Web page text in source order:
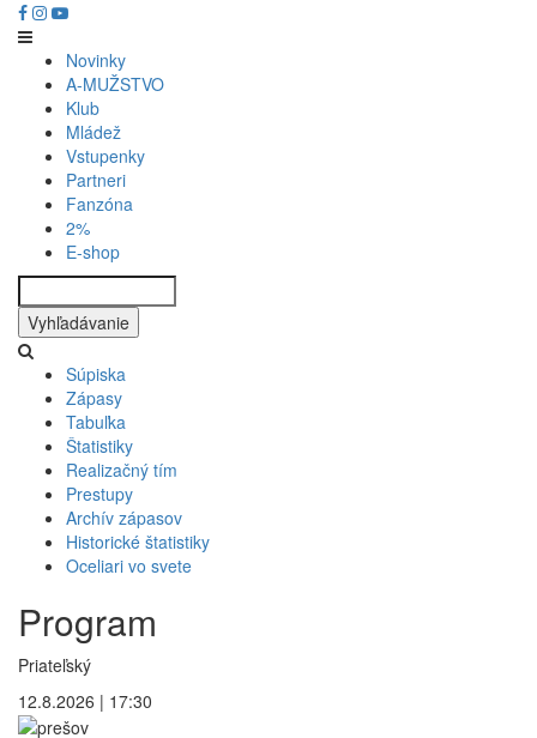
Skočiť
na
hlavný
obsah
Main
navigation
Novinky
A-MUŽSTVO
Klub
Mládež
Vstupenky
Partneri
Fanzóna
2%
E-shop
Súpiska
Zápasy
Tabuľka
Štatistiky
Realizačný tím
Prestupy
Archív zápasov
Historické štatistiky
Oceliari vo svete
Program
Priateľský
12.8.2026 | 17:30